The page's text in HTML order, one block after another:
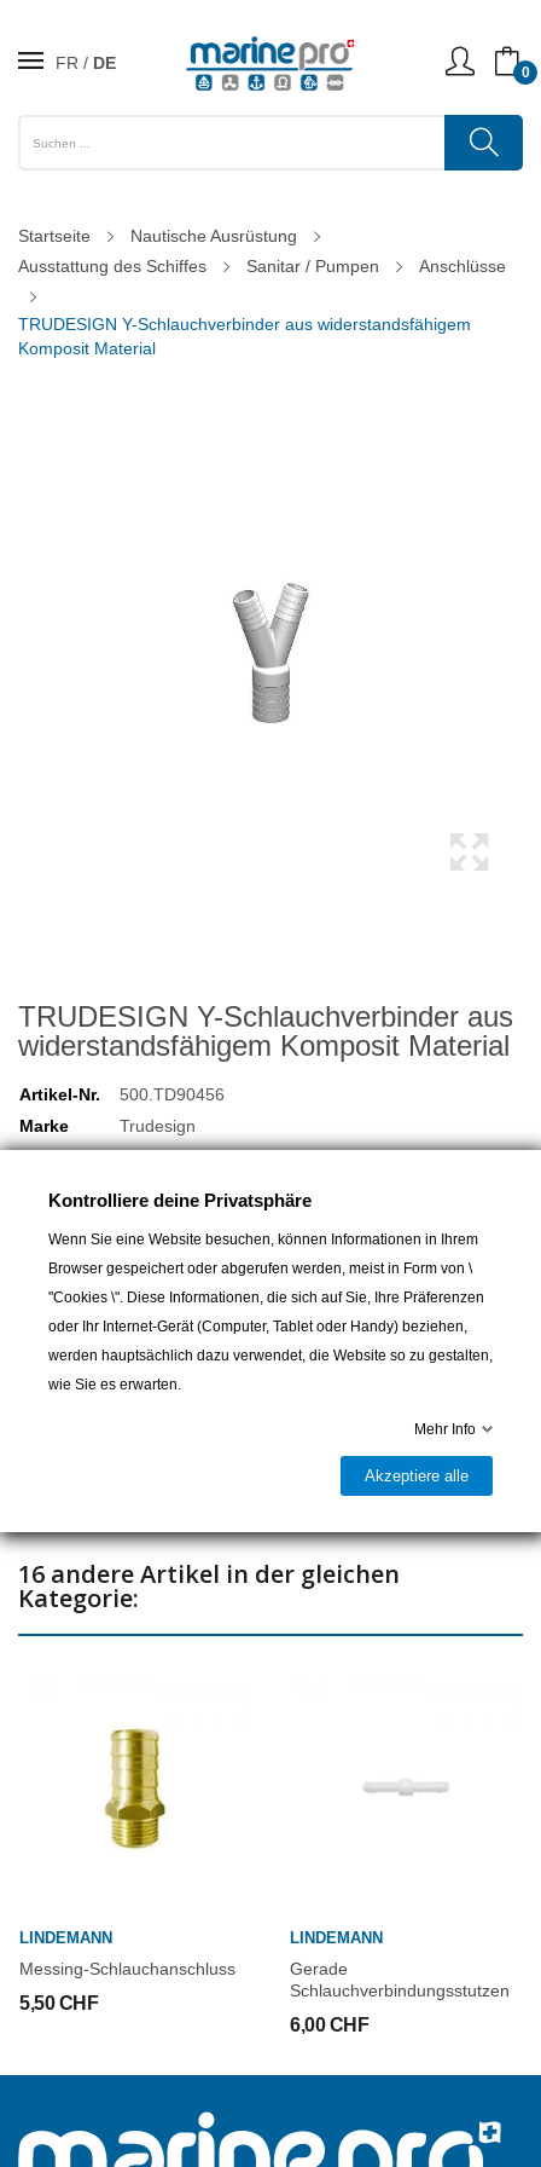
FR DE 0
Startseite
Nautische Ausrüstung
Ausstattung des Schiffes
Sanitar / Pumpen Anschlüsse
TRUDESIGN Y-Schlauchverbinder aus widerstandsfähigem
Komposit Material
TRUDESIGN Y-Schlauchverbinder aus
widerstandsfähigem Komposit Material
Artikel-Nr.
500.TD90456
Marke
Trudesign
In den Warenkorb
16 andere Artikel in der gleichen
Kategorie:
LINDEMANN
Messing-Schlauchanschluss
5,50 CHF
LINDEMANN
Gerade
Schlauchverbindungsstutzen
6,00 CHF
Kontrolliere deine Privatsphäre
Wenn Sie eine Website besuchen, können Informationen in Ihrem
Browser gespeichert oder abgerufen werden, meist in Form von \
"Cookies \". Diese Informationen, die sich auf Sie, Ihre Präferenzen
oder Ihr Internet-Gerät (Computer, Tablet oder Handy) beziehen,
werden hauptsächlich dazu verwendet, die Website so zu gestalten,
wie Sie es erwarten.
Mehr Info
Akzeptiere alle